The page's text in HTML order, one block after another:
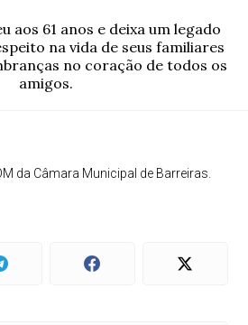
aos 61 anos e deixa um legado
na vida de seus familiares
no coração de todos os
amigos.
da Câmara Municipal de Barreiras.